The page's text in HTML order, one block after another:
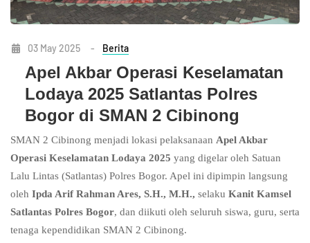
03 May 2025 - Berita
Apel Akbar Operasi Keselamatan
Lodaya 2025 Satlantas Polres
Bogor di SMAN 2 Cibinong
SMAN 2 Cibinong menjadi lokasi pelaksanaan Apel Akbar
Operasi Keselamatan Lodaya 2025 yang digelar oleh Satuan
Lalu Lintas (Satlantas) Polres Bogor. Apel ini dipimpin langsung
oleh Ipda Arif Rahman Ares, S.H., M.H., selaku Kanit Kamsel
Satlantas Polres Bogor, dan diikuti oleh seluruh siswa, guru, serta
tenaga kependidikan SMAN 2 Cibinong.